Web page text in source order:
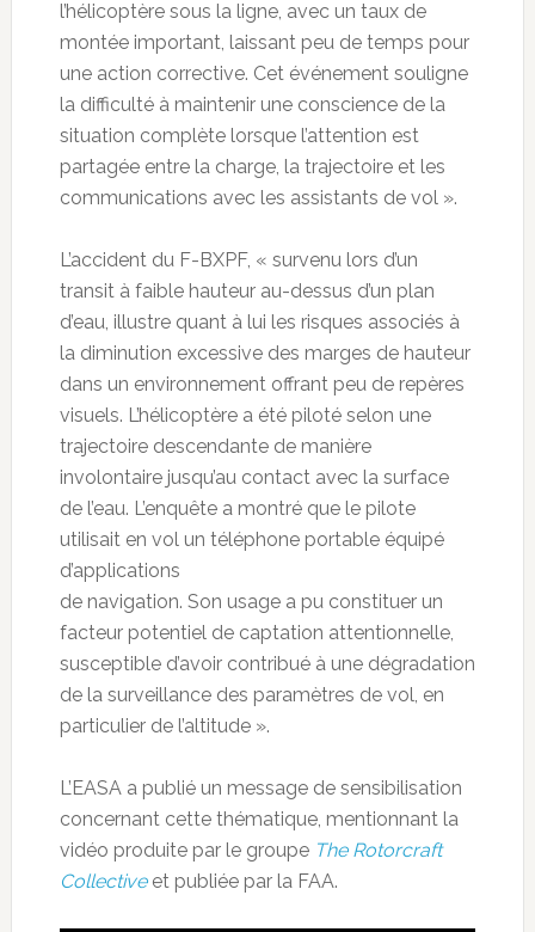
l’hélicoptère sous la ligne, avec un taux de
montée important, laissant peu de temps pour
une action corrective. Cet événement souligne
la difficulté à maintenir une conscience de la
situation complète lorsque l’attention est
partagée entre la charge, la trajectoire et les
communications avec les assistants de vol ».
L’accident du F-BXPF, « survenu lors d’un
transit à faible hauteur au-dessus d’un plan
d’eau, illustre quant à lui les risques associés à
la diminution excessive des marges de hauteur
dans un environnement offrant peu de repères
visuels. L’hélicoptère a été piloté selon une
trajectoire descendante de manière
involontaire jusqu’au contact avec la surface
de l’eau. L’enquête a montré que le pilote
utilisait en vol un téléphone portable équipé
d’applications
de navigation. Son usage a pu constituer un
facteur potentiel de captation attentionnelle,
susceptible d’avoir contribué à une dégradation
de la surveillance des paramètres de vol, en
particulier de l’altitude ».
L’EASA a publié un message de sensibilisation
concernant cette thématique, mentionnant la
vidéo produite par le groupe The Rotorcraft
Collectiveet publiée par la FAA.